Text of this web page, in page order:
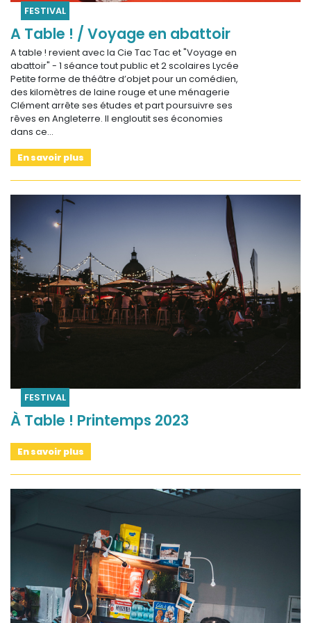
FESTIVAL
A Table ! / Voyage en abattoir
A table ! revient avec la Cie Tac Tac et "Voyage en
abattoir" - 1 séance tout public et 2 scolaires Lycée
Petite forme de théâtre d’objet pour un comédien,
des kilomètres de laine rouge et une ménagerie
Clément arrête ses études et part poursuivre ses
rêves en Angleterre. Il engloutit ses économies
dans ce…
En savoir plus
FESTIVAL
À Table ! Printemps 2023
En savoir plus